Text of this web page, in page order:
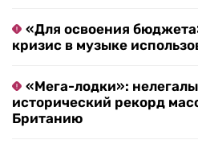
«Для освоения
кризис в музыке
«Мега-лодки»:
исторический рекорд
Британию